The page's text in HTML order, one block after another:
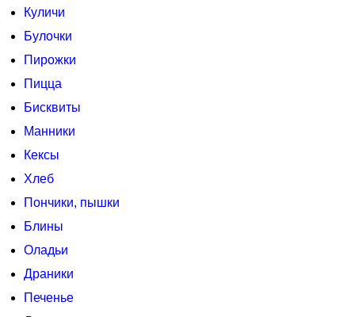
Куличи
Булочки
Пирожки
Пицца
Бисквиты
Манники
Кексы
Хлеб
Пончики, пышки
Блины
Оладьи
Драники
Печенье